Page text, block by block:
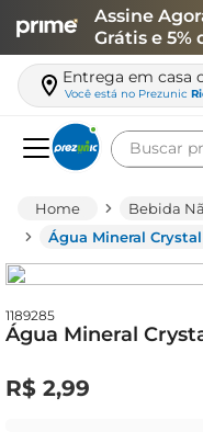
Assine
Grátis e 5%
Entrega em casa
Você está no Prezunic
Buscar
Bebida
Água Mineral
1189285
Água Mineral
R$ 2,99
leite
queijo
azeite